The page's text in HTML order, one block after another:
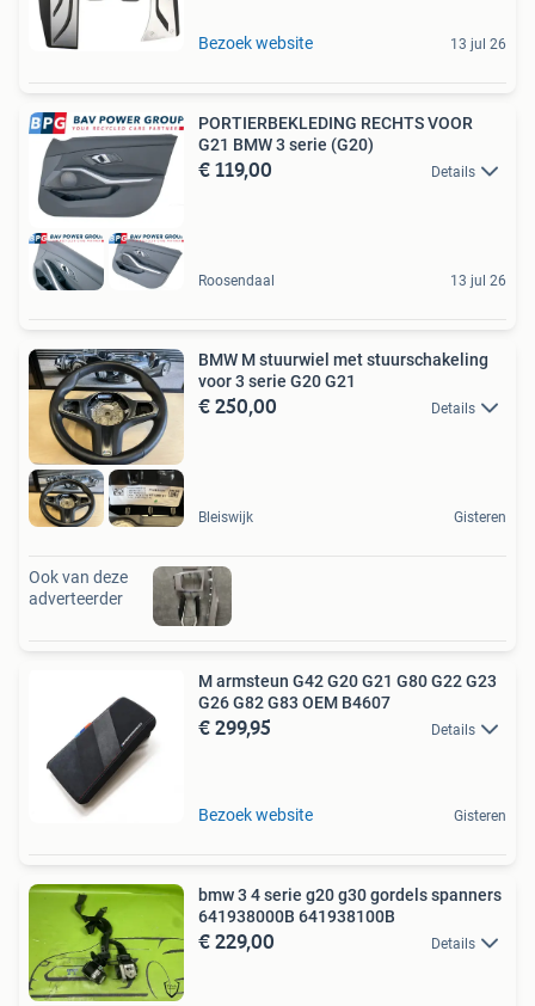
Bezoek website 13 jul 26
PORTIERBEKLEDING RECHTS VOOR
G21 BMW 3 serie (G20)
€ 119,00 Details
Roosendaal 13 jul 26
BMW M stuurwiel met stuurschakeling
voor 3 serie G20 G21
€ 250,00 Details
Bleiswijk Gisteren
Ook van deze
adverteerder
M armsteun G42 G20 G21 G80 G22 G23
G26 G82 G83 OEM B4607
€ 299,95 Details
Bezoek website Gisteren
bmw 3 4 serie g20 g30 gordels spanners
641938000B 641938100B
€ 229,00 Details